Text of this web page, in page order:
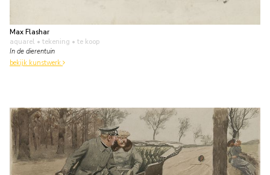
Max Flashar
aquarel • tekening • te koop
In de dierentuin
bekijk kunstwerk